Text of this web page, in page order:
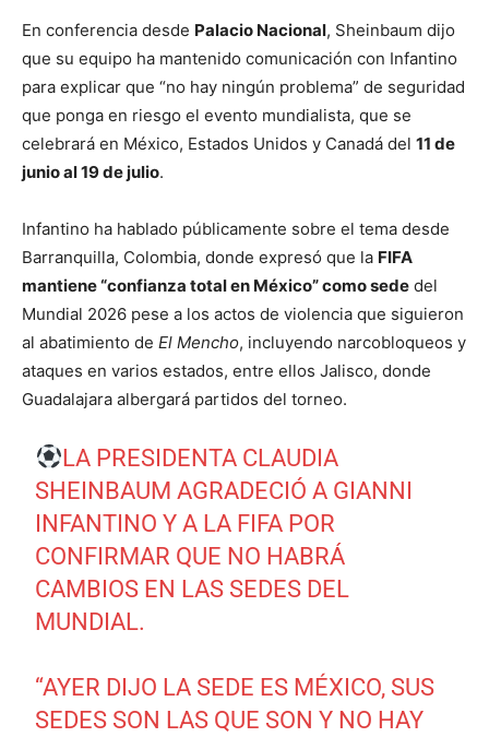
En conferencia desde Palacio Nacional, Sheinbaum dijo
que su equipo ha mantenido comunicación con Infantino
para explicar que “no hay ningún problema” de seguridad
que ponga en riesgo el evento mundialista, que se
celebrará en México, Estados Unidos y Canadá del 11 de
junio al 19 de julio.
Infantino ha hablado públicamente sobre el tema desde
Barranquilla, Colombia, donde expresó que la FIFA
mantiene “confianza total en México” como sede del
Mundial 2026 pese a los actos de violencia que siguieron
al abatimiento de El Mencho, incluyendo narcobloqueos y
ataques en varios estados, entre ellos Jalisco, donde
Guadalajara albergará partidos del torneo.
LA PRESIDENTA CLAUDIA
SHEINBAUM AGRADECIÓ A GIANNI
INFANTINO Y A LA FIFA POR
CONFIRMAR QUE NO HABRÁ
CAMBIOS EN LAS SEDES DEL
MUNDIAL.
“AYER DIJO LA SEDE ES MÉXICO, SUS
SEDES SON LAS QUE SON Y NO HAY